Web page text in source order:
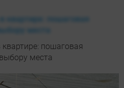
пошаговая
места